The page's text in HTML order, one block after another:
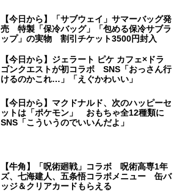
【今日から】「サブウェイ」サマーバッグ発
売 特製「保冷バッグ」「包める保冷サブラ
ップ」の実物 割引チケット3500円封入
【今日から】ジェラート ピケ カフェ×ドラ
ゴンクエストが初コラボ SNS「おっさん行
けるのかこれ…」「えぐかわいい」
【今日から】マクドナルド、次のハッピーセ
ットは「ポケモン」 おもちゃ全12種類に
SNS「こういうのでいいんだよ」
【牛角】「呪術廻戦」コラボ 呪術高専1年
ズ、七海建人、五条悟コラボメニュー 缶バ
ッジ＆クリアカードもらえる